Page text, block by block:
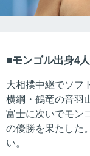
モンゴル出身4
大相撲中継でソフ
横綱・鶴竜の音羽
富士に次いでモン
の優勝を果たした
い。